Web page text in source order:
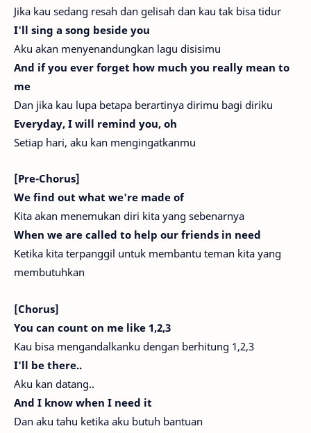
Jika kau sedang resah dan gelisah dan kau tak bisa tidur
I'll sing a song beside you
Aku akan menyenandungkan lagu disisimu
And if you ever forget how much you really mean to
me
Dan jika kau lupa betapa berartinya dirimu bagi diriku
Everyday, I will remind you, oh
Setiap hari, aku kan mengingatkanmu
[Pre-Chorus]
We find out what we're made of
Kita akan menemukan diri kita yang sebenarnya
When we are called to help our friends in need
Ketika kita terpanggil untuk membantu teman kita yang
membutuhkan
[Chorus]
You can count on me like 1,2,3
Kau bisa mengandalkanku dengan berhitung 1,2,3
I'll be there..
Aku kan datang..
And I know when I need it
Dan aku tahu ketika aku butuh bantuan